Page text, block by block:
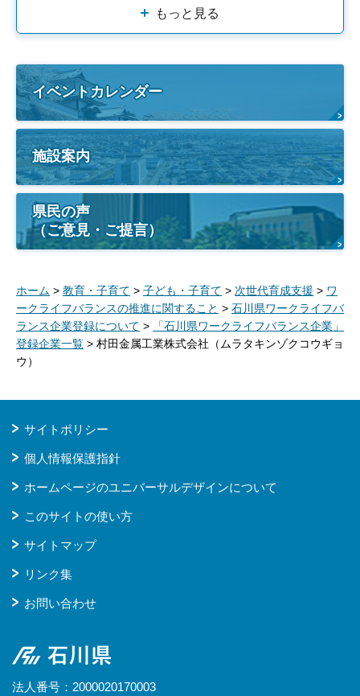
もっと見る
イベントカレンダー
施設案内
県民の声
（ご意見・ご提言）
ホーム > 教育・子育て > 子ども・子育て > 次世代育成支援 > ワ
ークライフバランスの推進に関すること > 石川県ワークライフバ
ランス企業登録について >
「石川県ワークライフバランス企業」
登録企業一覧 > 村田金属工業株式会社（ムラタキンゾクコウギョ
ウ）
サイトポリシー
個人情報保護指針
ホームページのユニバーサルデザインについて
このサイトの使い方
サイトマップ
リンク集
お問い合わせ
石川県
法人番号：2000020170003